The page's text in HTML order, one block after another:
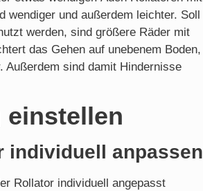
wendiger und außerdem leichter. Soll
werden, sind größere Räder mit
das Gehen auf unebenem Boden,
Außerdem sind damit Hindernisse
individuell anpassen
Rollator individuell angepasst